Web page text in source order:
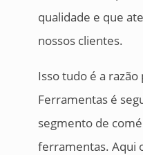
qualidade e que
nossos clientes.
Isso tudo é a
Ferramentas é
segmento de
ferramentas. Aqui